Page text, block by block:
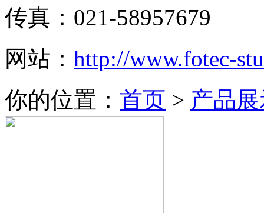
传真：021-58957679
网站： http://www.fotec-
你的位置： 首页 > 产品